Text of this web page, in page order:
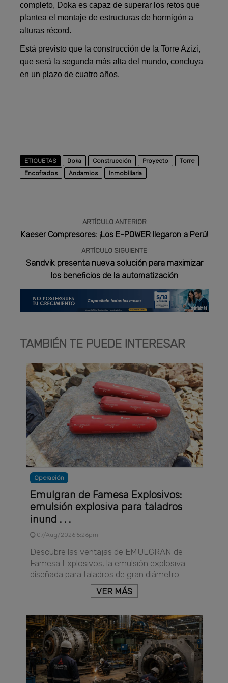
completo, Doka es capaz de superar los retos que
plantea el montaje de estructuras de hormigón a
alturas récord.
Está previsto que la construcción de la Torre Azizi,
que será la segunda más alta del mundo, concluya
en un plazo de cuatro años.
ETIQUETAS Doka Construcción Proyecto
Torre
Encofrados
Andamios Inmobiliaria
ARTÍCULO ANTERIOR
Kaeser Compresores: ¡Los E-POWER llegaron a Perú!
ARTÍCULO SIGUIENTE
Sandvik presenta nueva solución para maximizar
los beneficios de la automatización
TAMBIÉN TE PUEDE INTERESAR
Operación
Emulgran de Famesa Explosivos:
emulsión explosiva para taladros
inund . . .
07/Aug/2026 5:26pm
Descubre las ventajas de EMULGRAN de
Famesa Explosivos, la emulsión explosiva
diseñada para taladros de gran diámetro . . .
VER MÁS